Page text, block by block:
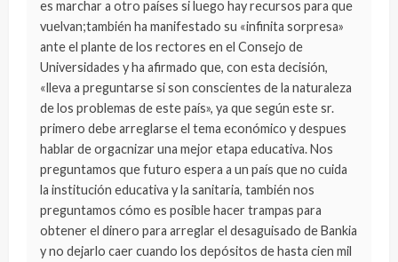
es marchar a otro países si luego hay recursos para que
vuelvan;también ha manifestado su «infinita sorpresa»
ante el plante de los rectores en el Consejo de
Universidades y ha afirmado que, con esta decisión,
«lleva a preguntarse si son conscientes de la naturaleza
de los problemas de este país», ya que según este sr.
primero debe arreglarse el tema económico y despues
hablar de orgacnizar una mejor etapa educativa. Nos
preguntamos que futuro espera a un país que no cuida
la institución educativa y la sanitaria, también nos
preguntamos cómo es posible hacer trampas para
obtener el dinero para arreglar el desaguisado de Bankia
y no dejarlo caer cuando los depósitos de hasta cien mil